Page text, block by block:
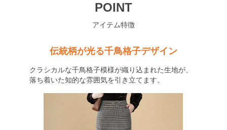
POINT
アイテム特徴
伝統柄が光る千鳥格子デザイン
クラシカルな千鳥格子模様が織り込まれた生地が、
落ち着いた知的な雰囲気を引き立てます。